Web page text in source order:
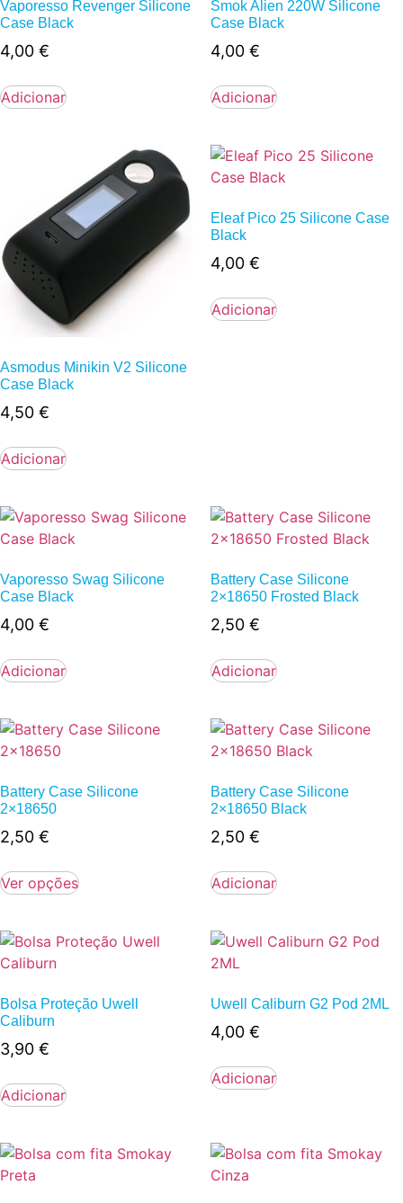
Vaporesso Revenger Silicone
Case Black
4,00 €
Adicionar
Smok Alien 220W Silicone
Case Black
4,00 €
Adicionar
Asmodus Minikin V2 Silicone
Case Black
4,50 €
Adicionar
Eleaf Pico 25 Silicone Case
Black
4,00 €
Adicionar
Vaporesso Swag Silicone
Case Black
4,00 €
Adicionar
Battery Case Silicone
2×18650 Frosted Black
2,50 €
Adicionar
Battery Case Silicone
2×18650
2,50 €
Ver opções
Battery Case Silicone
2×18650 Black
2,50 €
Adicionar
Bolsa Proteção Uwell
Caliburn
3,90 €
Adicionar
Uwell Caliburn G2 Pod 2ML
4,00 €
Adicionar